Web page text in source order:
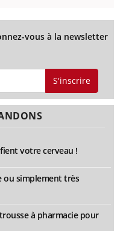
vous à la newsletter
S'inscrire
votre cerveau !
ou simplement très
à pharmacie pour